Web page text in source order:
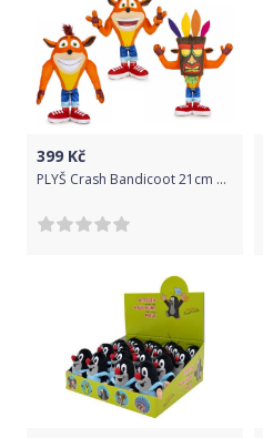
399 Kč
PLYŠ Crash Bandicoot 21cm 3 druhy *PLYŠOVÉ HRAČKY*